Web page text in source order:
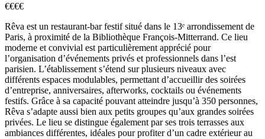
€€€€
Rêva est un restaurant-bar festif situé dans le 13ᵉ arrondissement de
Paris, à proximité de la Bibliothèque François‑Mitterrand. Ce lieu
moderne et convivial est particulièrement apprécié pour
l’organisation d’événements privés et professionnels dans l’est
parisien. L’établissement s’étend sur plusieurs niveaux avec
différents espaces modulables, permettant d’accueillir des soirées
d’entreprise, anniversaires, afterworks, cocktails ou événements
festifs. Grâce à sa capacité pouvant atteindre jusqu’à 350 personnes,
Rêva s’adapte aussi bien aux petits groupes qu’aux grandes soirées
privées. Le lieu se distingue également par ses trois terrasses aux
ambiances différentes, idéales pour profiter d’un cadre extérieur au